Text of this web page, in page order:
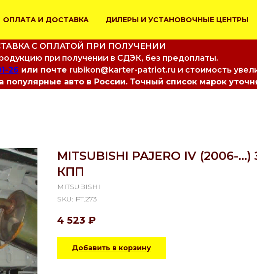
ОПЛАТА И ДОСТАВКА ДИЛЕРЫ И УСТАНОВОЧНЫЕ ЦЕНТРЫ
С ОПЛАТОЙ ПРИ ПОЛУЧЕНИИ
при получении в СДЭК, без предоплаты.
26 или почте rubikon@karter-patriot.ru и стоимость
авто в России. Точный список марок
MITSUBISHI PAJERO IV (2006-
КПП
MITSUBISHI
SKU: PT.273
4 523 ₽
Добавить в корзину